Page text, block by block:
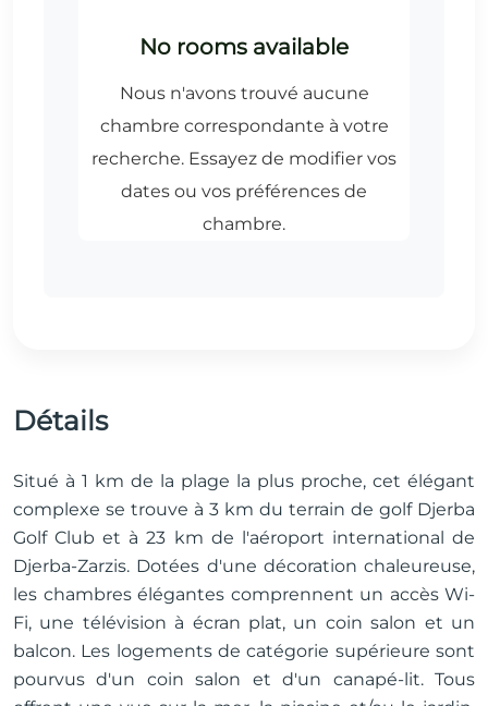
Détails
Situé à 1 km de la plage la plus proche, cet élégant
complexe se trouve à 3 km du terrain de golf Djerba
Golf Club et à 23 km de l'aéroport international de
Djerba-Zarzis. Dotées d'une décoration chaleureuse,
les chambres élégantes comprennent un accès Wi-
Fi, une télévision à écran plat, un coin salon et un
balcon. Les logements de catégorie supérieure sont
pourvus d'un coin salon et d'un canapé-lit. Tous